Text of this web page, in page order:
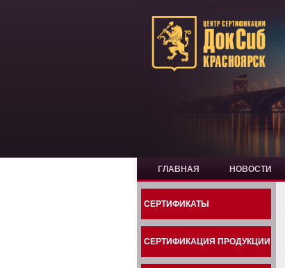
ГЛАВНАЯ НОВОСТИ
СЕРТИФИКАТЫ
СЕРТИФИКАЦИЯ ПРОДУКЦИИ